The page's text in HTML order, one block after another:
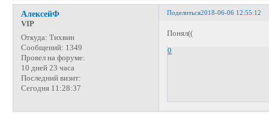
Поделиться2018-06-06 12:55:12
АлексейФ
VIP
Откуда: Тихвин
Сообщений: 1349
Провел на форуме:
10 дней 23 часа
Последний визит:
Сегодня 11:28:37
Понял((
0